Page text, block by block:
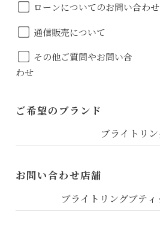
ローンについてのお問い合わせ
通信販売について
その他ご質問やお問い合
わせ
ご希望のブランド
お問い合わせ店舗